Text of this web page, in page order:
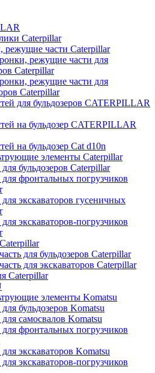
Caterpillar
режущие части Caterpillar
режущие части для
Caterpillar
режущие части для
Caterpillar
для бульдозеров CATERPILLAR
на бульдозер CATERPILLAR
на бульдозер Сat d10n
элементы Caterpillar
бульдозеров Caterpillar
фронтальных погрузчиков
экскаваторов гусеничных
экскаваторов-погрузчиков
для бульдозеров Caterpillar
для экскаваторов Caterpillar
Caterpillar
элементы Komatsu
бульдозеров Komatsu
самосвалов Komatsu
фронтальных погрузчиков
экскаваторов Komatsu
экскаваторов-погрузчиков